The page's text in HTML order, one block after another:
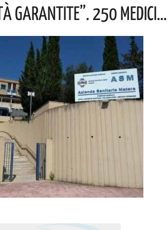
IL DECORO URBANO E LA SICUREZZA. QUESTI GLI INTERVENTI IN CORSO
Garantite”. 250 Medici…